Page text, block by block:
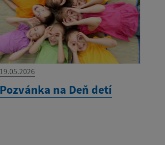
19.05.2026
Pozvánka na Deň detí